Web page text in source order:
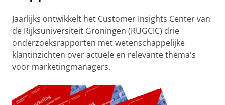
Jaarlijks ontwikkelt het Customer Insights Center van
de Rijksuniversiteit Groningen (RUGCIC) drie
onderzoeksrapporten met wetenschappelijke
klantinzichten over actuele en relevante thema's
voor marketingmanagers.